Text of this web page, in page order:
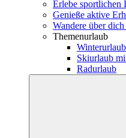
Erlebe sportlichen
Genieße aktive
Wandere über
Themenurlaub
Skiurlaub
Radurlaub